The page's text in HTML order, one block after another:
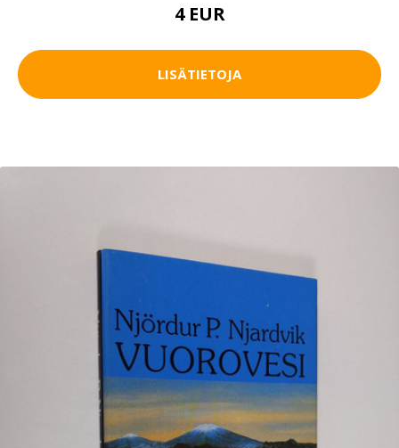
4 EUR
LISÄTIETOJA